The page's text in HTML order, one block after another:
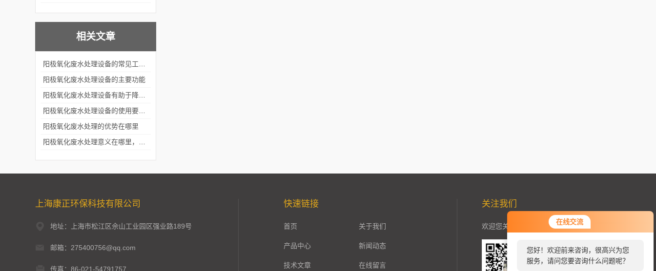
在线交流
您好！欢迎前来咨询，很高兴为您
服务，请问您要咨询什么问题呢？
您好，看您停留很久了，是否找到
了需求产品，您可以直接在线与我
相关文章
阳极氧化废水处理设备的主要功能
阳极氧化废水处理的优势在哪里
上海康正环保科技有限公司
地址：上海市松江区佘山工业园区强业路189号
邮箱：275400756@qq.com
传真：86-021-54791757
快速链接
首页 关于我们
产品中心 新闻动态
技术文章 在线留言
关注我们
欢迎您关注加我微信了解更多信息：